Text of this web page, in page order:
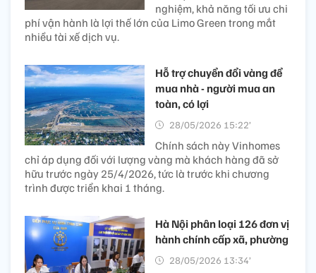
nghiệm, khả năng tối ưu chi
phí vận hành là lợi thế lớn của Limo Green trong mắt
nhiều tài xế dịch vụ.
Hỗ trợ chuyển đổi vàng để
mua nhà - người mua an
toàn, có lợi
28/05/2026 15:22’
Chính sách này Vinhomes
chỉ áp dụng đối với lượng vàng mà khách hàng đã sở
hữu trước ngày 25/4/2026, tức là trước khi chương
trình được triển khai 1 tháng.
Hà Nội phân loại 126 đơn vị
hành chính cấp xã, phường
28/05/2026 13:34’